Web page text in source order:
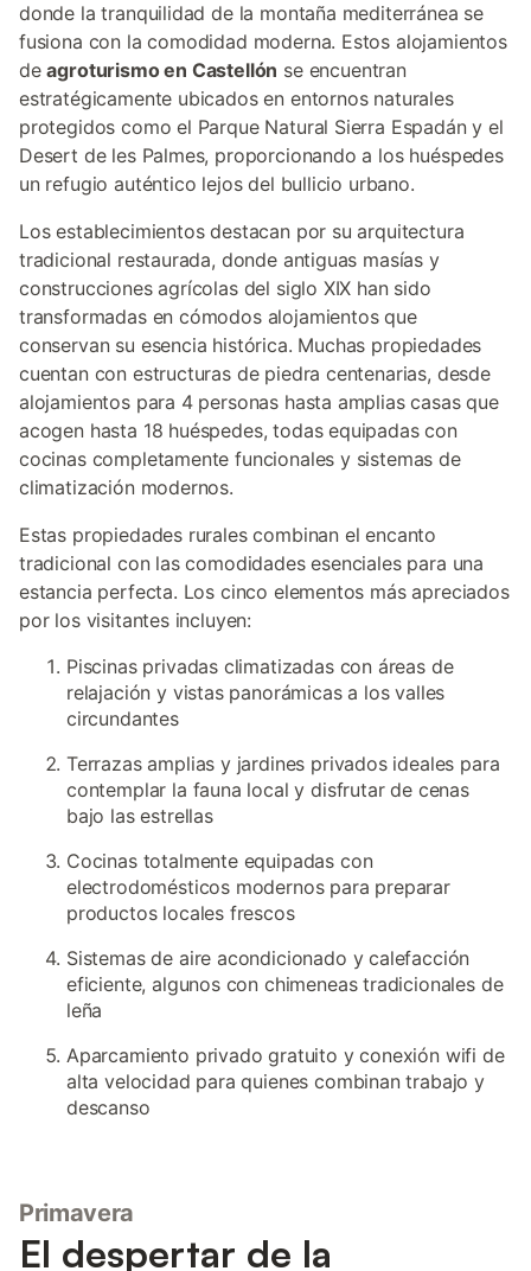
donde la tranquilidad de la montaña mediterránea se
fusiona con la comodidad moderna. Estos alojamientos
deagroturismo en Castellón se encuentran
estratégicamente ubicados en entornos naturales
protegidos como el Parque Natural Sierra Espadán y el
Desert de les Palmes, proporcionando a los huéspedes
un refugio auténtico lejos del bullicio urbano.
Los establecimientos destacan por su arquitectura
tradicional restaurada, donde antiguas masías y
construcciones agrícolas del siglo XIX han sido
transformadas en cómodos alojamientos que
conservan su esencia histórica. Muchas propiedades
cuentan con estructuras de piedra centenarias, desde
alojamientos para 4 personas hasta amplias casas que
acogen hasta 18 huéspedes, todas equipadas con
cocinas completamente funcionales y sistemas de
climatización modernos.
Estas propiedades rurales combinan el encanto
tradicional con las comodidades esenciales para una
estancia perfecta. Los cinco elementos más apreciados
por los visitantes incluyen:
Piscinas privadas climatizadas con áreas de
relajación y vistas panorámicas a los valles
circundantes
Terrazas amplias y jardines privados ideales para
contemplar la fauna local y disfrutar de cenas
bajo las estrellas
Cocinas totalmente equipadas con
electrodomésticos modernos para preparar
productos locales frescos
Sistemas de aire acondicionado y calefacción
eficiente, algunos con chimeneas tradicionales de
leña
Aparcamiento privado gratuito y conexión wifi de
alta velocidad para quienes combinan trabajo y
descanso
Primavera
El despertar de la